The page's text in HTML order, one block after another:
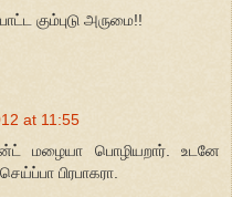
கும்புடு அருமை!!
at 11:55
மழையா பொழியறார். உடனே
பிரபாகரா.